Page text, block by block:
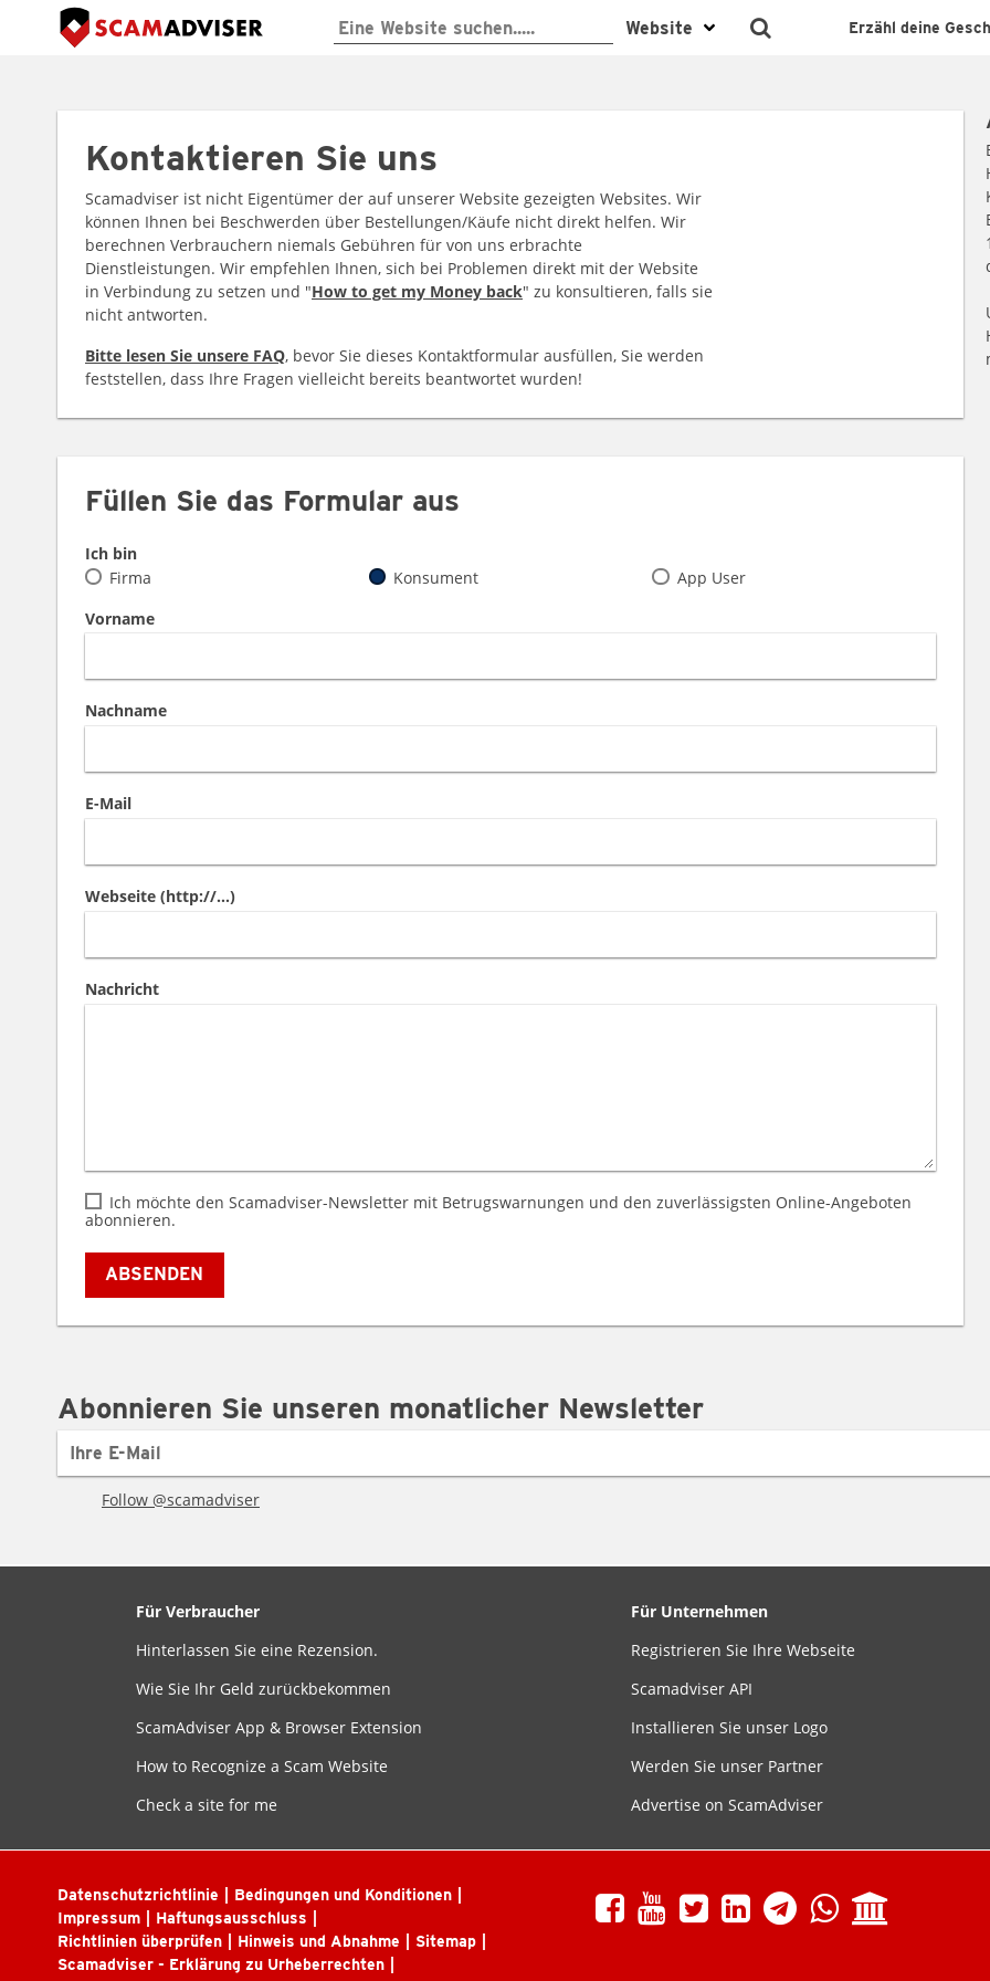
Erzähl deine
Kontaktieren Sie uns
Scamadviser ist nicht Eigentümer der auf unserer Website gezeigten Websites. Wir
können Ihnen bei Beschwerden über Bestellungen/Käufe nicht direkt helfen. Wir
berechnen Verbrauchern niemals Gebühren für von uns erbrachte
Dienstleistungen. Wir empfehlen Ihnen, sich bei Problemen direkt mit der Website
in Verbindung zu setzen und "How to get my Money back" zu konsultieren, falls sie
nicht antworten.
Bitte lesen Sie unsere FAQ, bevor Sie dieses Kontaktformular ausfüllen, Sie werden
feststellen, dass Ihre Fragen vielleicht bereits beantwortet wurden!
Füllen Sie das Formular aus
Ich bin
Firma
Konsument
App User
Vorname
Nachname
E-Mail
Webseite (http://...)
Nachricht
Ich möchte den Scamadviser-Newsletter mit Betrugswarnungen und den zuverlässigsten Online-Angeboten
abonnieren.
ABSENDEN
Abonnieren Sie unseren monatlicher Newsletter
Follow @scamadviser
Für Verbraucher
Hinterlassen Sie eine Rezension.
Wie Sie Ihr Geld zurückbekommen
ScamAdviser App & Browser Extension
How to Recognize a Scam Website
Check a site for me
Für Unternehmen
Registrieren Sie Ihre Webseite
Scamadviser API
Installieren Sie unser Logo
Werden Sie unser Partner
Advertise on ScamAdviser
Datenschutzrichtlinie
Bedingungen und Konditionen
Impressum
Haftungsausschluss
Richtlinien überprüfen
Hinweis und Abnahme
Sitemap
Scamadviser - Erklärung zu Urheberrechten